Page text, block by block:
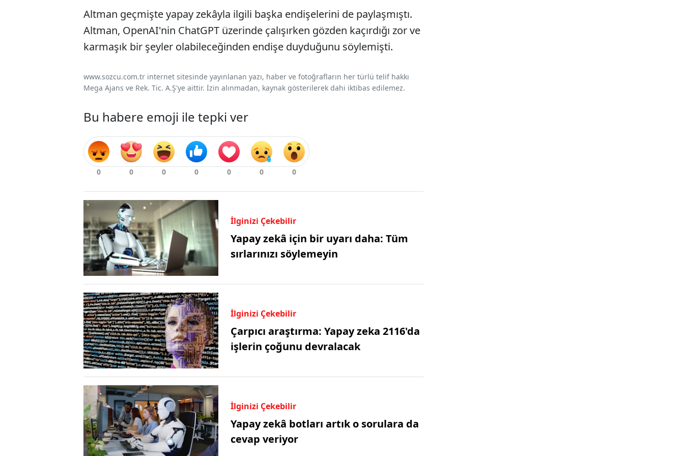
Altman geçmişte yapay zekâyla ilgili başka endişelerini de paylaşmıştı.
Altman, OpenAI'nin ChatGPT üzerinde çalışırken gözden kaçırdığı zor ve
karmaşık bir şeyler olabileceğinden endişe duyduğunu söylemişti.
www.sozcu.com.tr internet sitesinde yayınlanan yazı, haber ve fotoğrafların her türlü telif hakkı
Mega Ajans ve Rek. Tic. A.Ş'ye aittir. İzin alınmadan, kaynak gösterilerek dahi iktibas edilemez.
Bu habere emoji ile tepki ver
İlginizi Çekebilir
Yapay zekâ için bir uyarı daha: Tüm
sırlarınızı söylemeyin
İlginizi Çekebilir
Çarpıcı araştırma: Yapay zeka 2116'da
işlerin çoğunu devralacak
İlginizi Çekebilir
Yapay zekâ botları artık o sorulara da
cevap veriyor